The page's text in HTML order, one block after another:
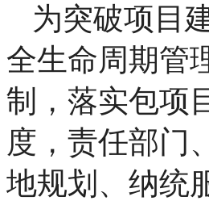
为突破项目
全生命周期管
制，落实包项
度，责任部门
地规划、纳统